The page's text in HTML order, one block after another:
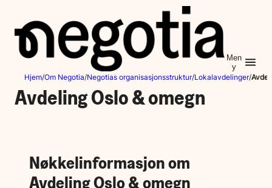
innhold
Men
y
Hjem/Om Negotia/Negotias organisasjonsstruktur/Lokalavdelinger/
Avdeling Oslo & omegn
Nøkkelinformasjon om
Avdeling Oslo & omegn